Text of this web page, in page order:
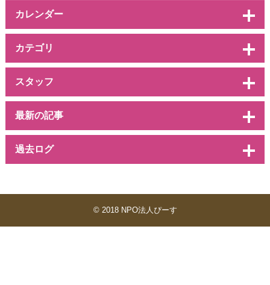
カレンダー
カテゴリ
スタッフ
最新の記事
過去ログ
© 2018 NPO法人ぴーす